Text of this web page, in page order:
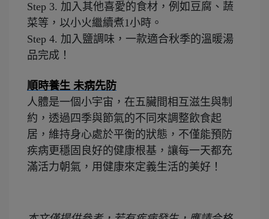
Step 3. 加入其他喜愛的食材，例如豆腐、蔬
菜等，以小火繼續煮1小時。
Step 4. 加入鹽調味，一款適合秋季的溫暖湯
品完成！
順時養生 未病先防
人體是一個小宇宙，在五臟間相互滋生與制
約，透過四季與節氣的不同來調整飲食起
居，維持身心處於平衡的狀態，不僅能預防
疾病更穩固良好的健康根基，讓每一天都充
滿活力朝氣，用健康來定義生活的美好！